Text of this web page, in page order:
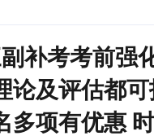
补考考前强
论及评估都
多项有优惠